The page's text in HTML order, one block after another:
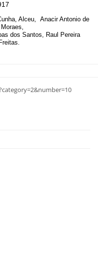
, Alceu, Anacir Antonio de
dos Santos, Raul Pereira